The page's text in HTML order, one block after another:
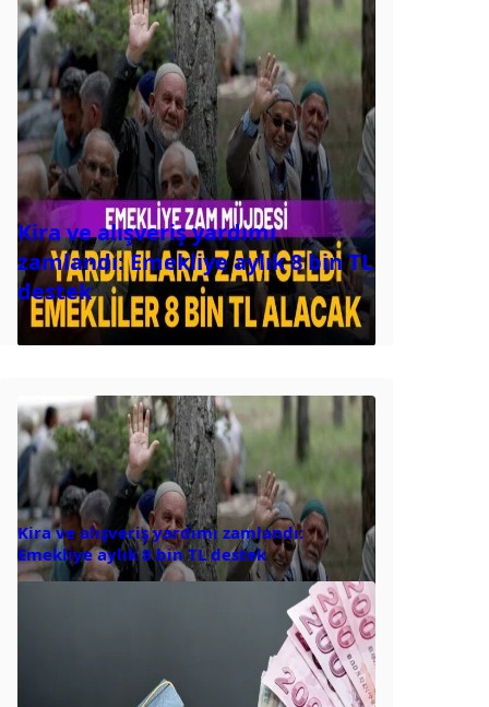
Kira ve alışveriş yardımı
zamlandı: Emekliye aylık 8 bin TL
destek
Kira ve alışveriş yardımı zamlandı:
Emekliye aylık 8 bin TL destek